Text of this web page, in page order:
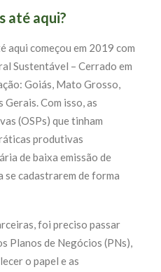
até aqui?
aqui começou em 2019 com
Sustentável – Cerrado em
Goiás, Mato Grosso,
Com isso, as
(OSPs) que tinham
produtivas
de baixa emissão de
se cadastrarem de forma
foi preciso passar
Planos de Negócios (PNs),
o papel e as